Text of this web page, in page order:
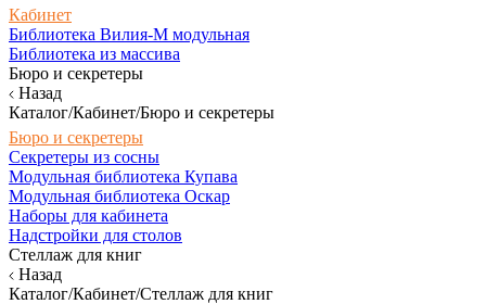
Кабинет
Библиотека Вилия-М модульная
Библиотека из массива
Бюро и секретеры
Назад
Каталог/Кабинет/Бюро и секретеры
Бюро и секретеры
Секретеры из сосны
Модульная библиотека Купава
Модульная библиотека Оскар
Наборы для кабинета
Надстройки для столов
Стеллаж для книг
Назад
Каталог/Кабинет/Стеллаж для книг